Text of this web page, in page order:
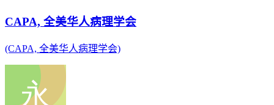
CAPA, 全美华人病理学会
(CAPA, 全美华人病理学会)